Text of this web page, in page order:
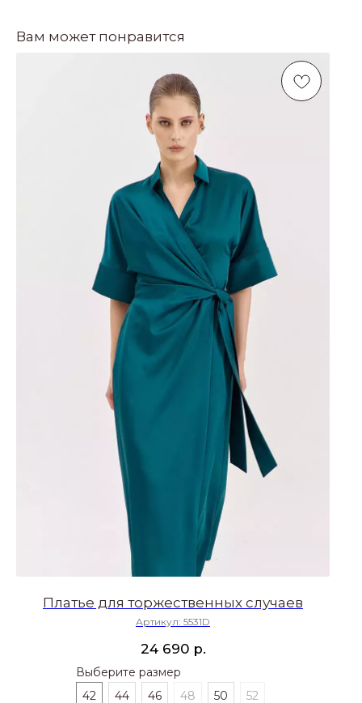
Вам может понравится
Платье для торжественных случаев
Артикул: 5531D
24 690 р.
Выберите размер
42
44 46 48 50 52